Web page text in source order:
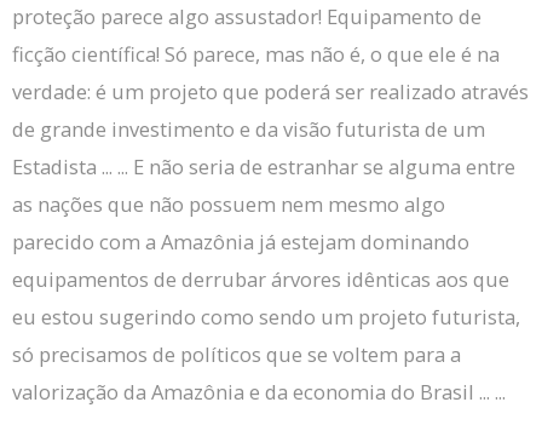
proteção parece algo assustador! Equipamento de
ficção científica! Só parece, mas não é, o que ele é na
verdade: é um projeto que poderá ser realizado através
de grande investimento e da visão futurista de um
Estadista ... ... E não seria de estranhar se alguma entre
as nações que não possuem nem mesmo algo
parecido com a Amazônia já estejam dominando
equipamentos de derrubar árvores idênticas aos que
eu estou sugerindo como sendo um projeto futurista,
só precisamos de políticos que se voltem para a
valorização da Amazônia e da economia do Brasil ... ...